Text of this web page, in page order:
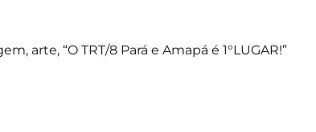
arte, “O TRT/8 Pará e Amapá é 1°LUGAR!”